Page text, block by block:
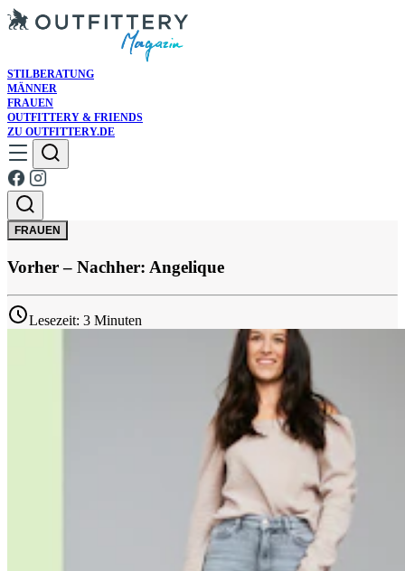
STILBERATUNG
MÄNNER
FRAUEN
OUTFITTERY & FRIENDS
ZU OUTFITTERY.DE
FRAUEN
Vorher – Nachher: Angelique
Lesezeit: 3 Minuten